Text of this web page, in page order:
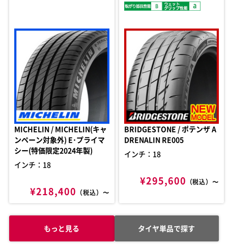
MICHELIN / MICHELIN(キャ
ンペーン対象外) E･プライマ
シー(特価限定2024年製)
インチ：18
¥218,400 （税込）〜
BRIDGESTONE / ポテンザ A
DRENALIN RE005
インチ：18
¥295,600 （税込）〜
もっと見る タイヤ単品で探す